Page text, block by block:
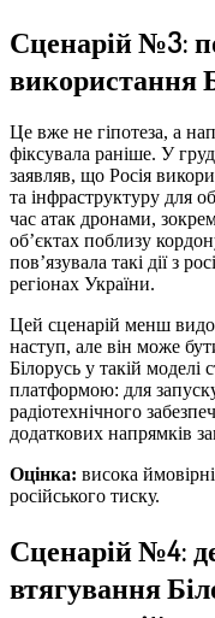
Сценарій №3:
використання
Це вже не гіпотеза, а
фіксувала раніше. У
заявляв, що Росія
та інфраструктуру для
час атак дронами,
об’єктах поблизу
пов’язувала такі дії з
регіонах України.
Цей сценарій менш
наступ, але він може
Білорусь у такій моделі
платформою: для
радіотехнічного
додаткових напрямків
Оцінка: висока
російського тиску.
Сценарій №4:
втягування